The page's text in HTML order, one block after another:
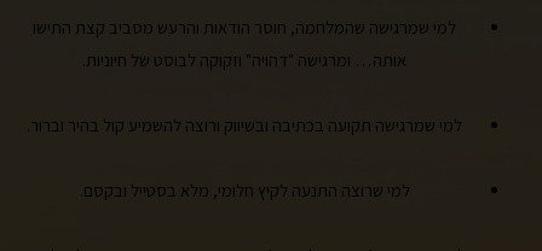
למי שמרגישה שהמלחמה, חוסר הודאות והרעש מסביב קצת התישו
אותה… ומרגישה "דהויה" וזקוקה לבוסט של חיוניות.
למי שמרגישה תקועה בכתיבה ובשיווק ורוצה להשמיע קול בהיר וברור.
למי שרוצה התנעה לקיץ חלומי, מלא בסטייל ובקסם.